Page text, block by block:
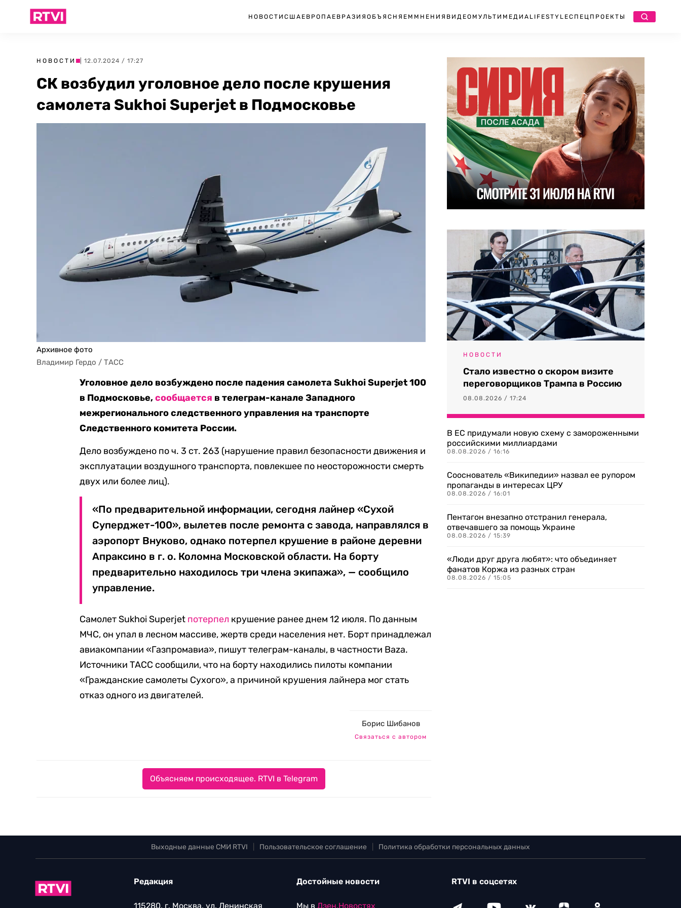
НОВОСТИ США ЕВРОПА ЕВРАЗИЯ ОБЪЯСНЯЕМ МНЕНИЯ ВИДЕО МУЛЬТИМЕДИА LIFESTYLEСПЕЦПРОЕКТЫ
НОВОСТИ | 12.07.2024 / 17:27
СК возбудил уголовное дело после крушения
самолета Sukhoi Superjet в Подмосковье
Архивное фото
Владимир Гердо / ТАСС
Уголовное дело возбуждено после падения самолета Sukhoi Superjet 100
в Подмосковье,сообщается в телеграм-канале Западного
межрегионального следственного управления на транспорте
Следственного комитета России.
Дело возбуждено по ч. 3 ст. 263 (нарушение правил безопасности движения и
эксплуатации воздушного транспорта, повлекшее по неосторожности смерть
двух или более лиц).
«По предварительной информации, сегодня лайнер «Сухой
Суперджет-100», вылетев после ремонта с завода, направлялся в
аэропорт Внуково, однако потерпел крушение в районе деревни
Апраксино в г. о. Коломна Московской области. На борту
предварительно находилось три члена экипажа», — сообщило
управление.
Самолет Sukhoi Superjet потерпел крушение ранее днем 12 июля. По данным
МЧС, он упал в лесном массиве, жертв среди населения нет. Борт принадлежал
авиакомпании «Газпромавиа», пишут телеграм-каналы, в частности Baza.
Источники ТАСС сообщили, что на борту находились пилоты компании
«Гражданские самолеты Сухого», а причиной крушения лайнера мог стать
отказ одного из двигателей.
Борис Шибанов
Связаться с автором
Объясняем происходящее. RTVI в Telegram
НОВОСТИ
Стало известно о скором визите
переговорщиков Трампа в Россию
08.08.2026 / 17:24
В ЕС придумали новую схему с замороженными
российскими миллиардами
08.08.2026 / 16:16
Сооснователь «Википедии» назвал ее рупором
пропаганды в интересах ЦРУ
08.08.2026 / 16:01
Пентагон внезапно отстранил генерала,
отвечавшего за помощь Украине
08.08.2026 / 15:39
«Люди друг друга любят»: что объединяет
фанатов Коржа из разных стран
08.08.2026 / 15:05
Выходные данные СМИ RTVI Пользовательское соглашение Политика обработки персональных данных
Редакция
115280, г. Москва, ул. Ленинская
Достойные новости
Мы в Дзен.Новостях
RTVI в соцсетях